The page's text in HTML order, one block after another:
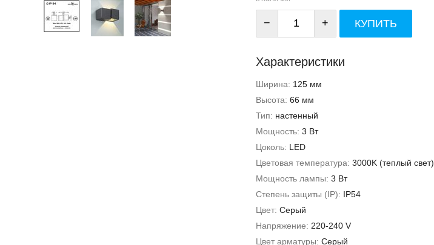
− + КУПИТЬ
Характеристики
Ширина: 125 мм
Высота: 66 мм
Тип: настенный
Мощность: 3 Вт
Цоколь: LED
Цветовая температура: 3000K (теплый свет)
Мощность лампы: 3 Вт
Степень защиты (IP): IP54
Цвет: Серый
Напряжение: 220-240 V
Цвет арматуры: Серый